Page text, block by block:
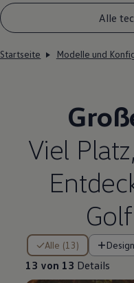
Alle
Startseite Modelle und
Viel
Golf
Alle (13)
13 von 13 Details
13 von 13 Details